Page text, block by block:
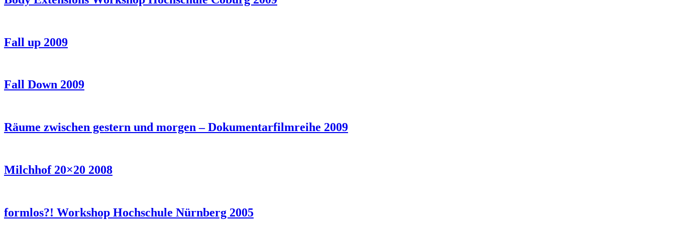
Fall up 2009
Fall Down 2009
Räume zwischen gestern und morgen – Dokumentarfilmreihe 2009
Milchhof 20×20 2008
formlos?! Workshop Hochschule Nürnberg 2005